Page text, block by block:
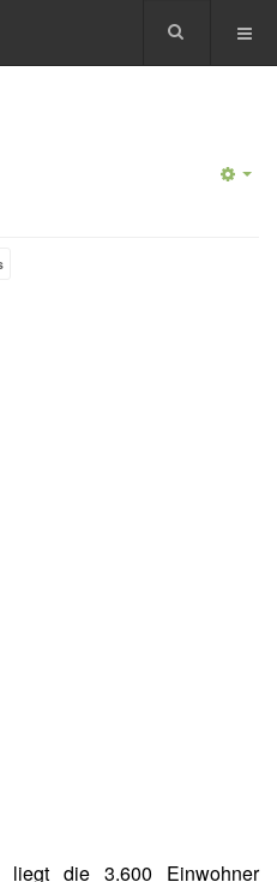
liegt die 3.600 Einwohner